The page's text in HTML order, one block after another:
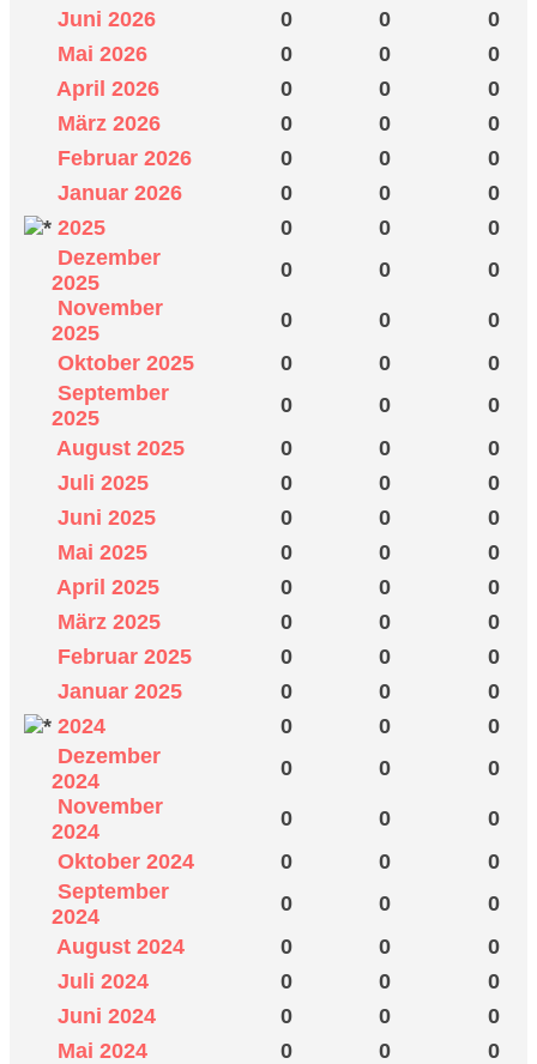
Juni 2026
0 0
0
Mai 2026
0 0
0
April 2026
0 0
0
März 2026
0 0
0
Februar 2026
0 0
0
Januar 2026
0 0
0
2025
0 0
0
Dezember
2025
0 0
0
November
2025
0 0
0
Oktober 2025
0 0
0
September
2025
0 0
0
August 2025
0 0
0
Juli 2025
0 0
0
Juni 2025
0 0
0
Mai 2025
0 0
0
April 2025
0 0
0
März 2025
0 0
0
Februar 2025
0 0
0
Januar 2025
0 0
0
2024
0 0
0
Dezember
2024
0 0
0
November
2024
0 0
0
Oktober 2024
0 0
0
September
2024
0 0
0
August 2024
0 0
0
Juli 2024
0 0
0
Juni 2024
0 0
0
Mai 2024
0 0
0